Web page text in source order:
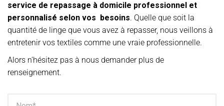
service de repassage à domicile professionnel et
personnalisé selon vos besoins. Quelle que soit la
quantité de linge que vous avez à repasser, nous veillons à
entretenir vos textiles comme une vraie professionnelle.
Alors n’hésitez pas à nous demander plus de
renseignement.